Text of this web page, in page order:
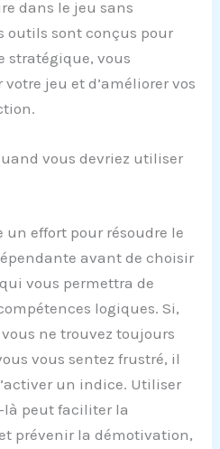
dans le jeu sans
outils sont conçus pour
stratégique, vous
jeu et d’améliorer vos
vous devriez utiliser
un effort pour résoudre le
avant de choisir
vous permettra de
logiques. Si,
ne trouvez toujours
vous sentez frustré, il
un indice. Utiliser
là peut faciliter la
prévenir la démotivation,